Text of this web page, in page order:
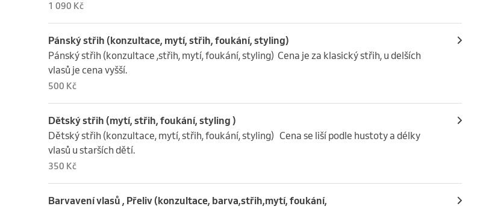
1 090 Kč
Pánský střih (konzultace, mytí, střih, foukání, styling)
Pánský střih (konzultace ,střih, mytí, foukání, styling)  Cena je za klasický střih, u delších
vlasů je cena vyšší.
500 Kč
Dětský střih (mytí, střih, foukání, styling )
Dětský střih (konzultace, mytí, střih, foukání, styling)   Cena se liší podle hustoty a délky
vlasů u starších dětí.
350 Kč
Barvavení vlasů , Přeliv (konzultace, barva,střih,mytí, foukání,